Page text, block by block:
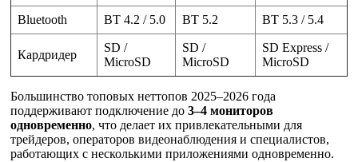
Bluetooth BT 4.2 / 5.0 BT 5.2 BT 5.3 / 5.4
Кардридер
SD /
MicroSD
SD /
MicroSD
SD Express /
MicroSD
Большинство топовых неттопов 2025–2026 года
поддерживают подключение до 3–4 мониторов
одновременно, что делает их привлекательными для
трейдеров, операторов видеонаблюдения и специалистов,
работающих с несколькими приложениями одновременно.